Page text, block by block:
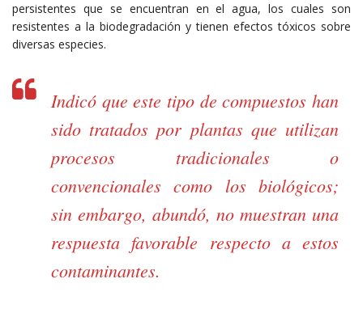
persistentes que se encuentran en el agua, los cuales son
resistentes a la biodegradación y tienen efectos tóxicos sobre
diversas especies.
Indicó que este tipo de compuestos han
sido tratados por plantas que utilizan
procesos tradicionales o
convencionales como los biológicos;
sin embargo, abundó, no muestran una
respuesta favorable respecto a estos
contaminantes.